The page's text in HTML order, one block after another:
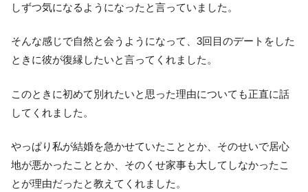
しずつ気になるようになったと言っていました。
そんな感じで自然と会うようになって、3回目のデートをした
ときに彼が復縁したいと言ってくれました。
このときに初めて別れたいと思った理由についても正直に話
してくれました。
やっぱり私が結婚を急かせていたこととか、そのせいで居心
地が悪かったこととか、そのくせ家事も大してしなかったこ
とが理由だったと教えてくれました。